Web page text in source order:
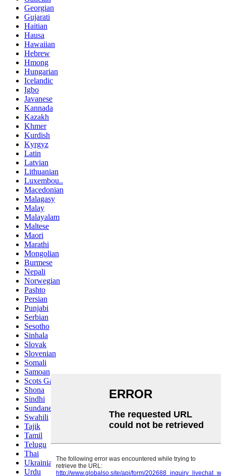
Georgian
Gujarati
Haitian
Hausa
Hawaiian
Hebrew
Hmong
Hungarian
Icelandic
Igbo
Javanese
Kannada
Kazakh
Khmer
Kurdish
Kyrgyz
Latin
Latvian
Lithuanian
Luxembou..
Macedonian
Malagasy
Malay
Malayalam
Maltese
Maori
Marathi
Mongolian
Burmese
Nepali
Norwegian
Pashto
Persian
Punjabi
Serbian
Sesotho
Sinhala
Slovak
Slovenian
Somali
Samoan
Scots Gaelic
Shona
Sindhi
Sundanese
Swahili
Tajik
Tamil
Telugu
Thai
Ukrainian
Urdu